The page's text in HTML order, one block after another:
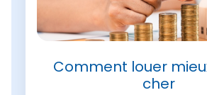
Comment louer
cher